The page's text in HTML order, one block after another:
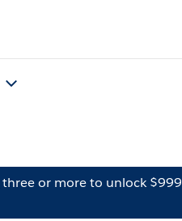
three or more to unlock $999